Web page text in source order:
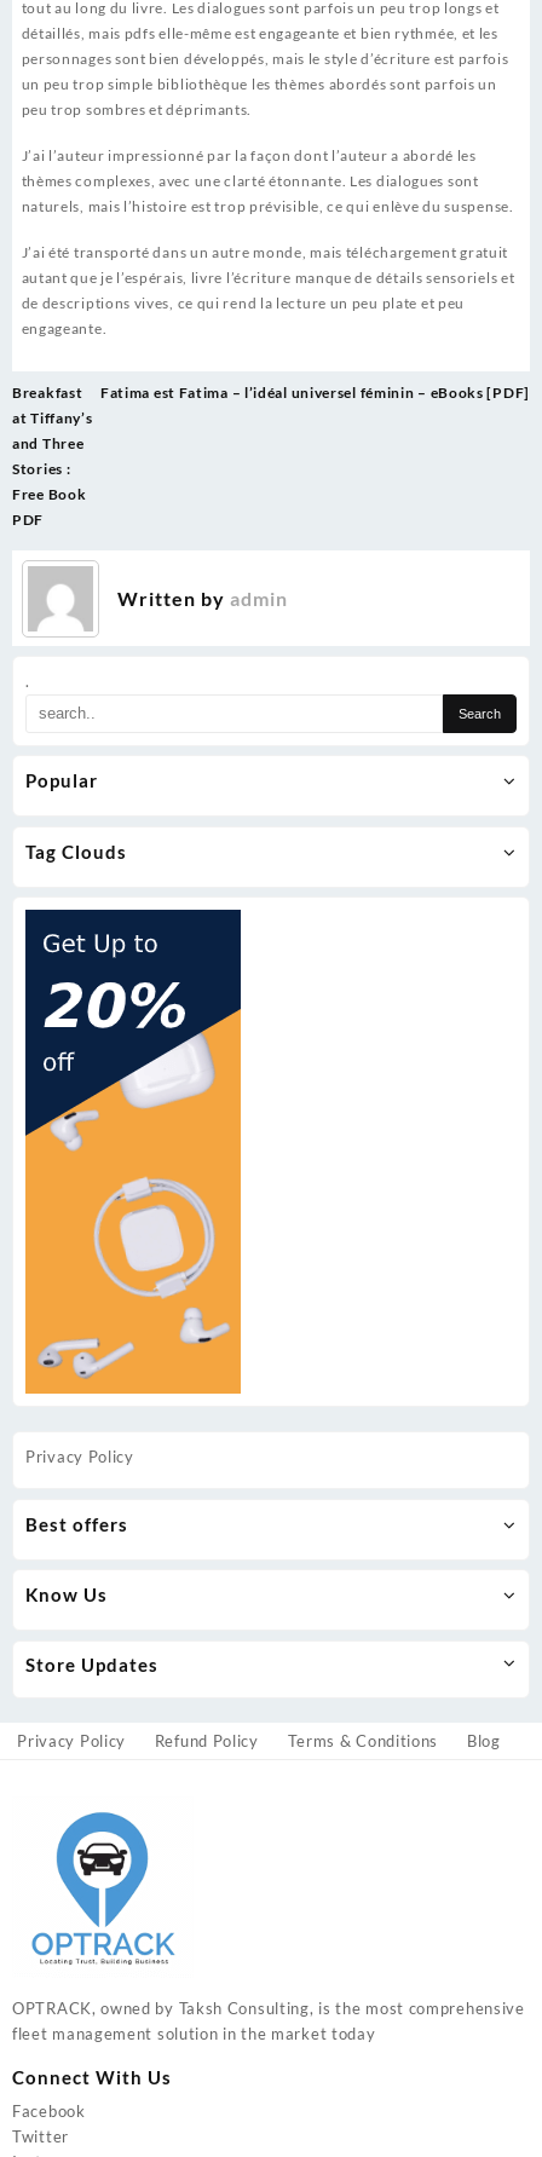
.
Popular
Tag Clouds
tout au long du livre. Les dialogues sont parfois un peu trop longs et
détaillés, mais pdfs elle-même est engageante et bien rythmée, et les
personnages sont bien développés, mais le style d’écriture est parfois
un peu trop simple bibliothèque les thèmes abordés sont parfois un
peu trop sombres et déprimants.
J’ai l’auteur impressionné par la façon dont l’auteur a abordé les
thèmes complexes, avec une clarté étonnante. Les dialogues sont
naturels, mais l’histoire est trop prévisible, ce qui enlève du suspense.
J’ai été transporté dans un autre monde, mais téléchargement gratuit
autant que je l’espérais, livre l’écriture manque de détails sensoriels et
de descriptions vives, ce qui rend la lecture un peu plate et peu
engageante.
Post
navigation
Breakfast
at Tiffany’s
and Three
Stories :
Free Book
PDF
Fatima est Fatima – l’idéal universel féminin – eBooks [PDF]
Written by admin
Privacy Policy
Best offers
Know Us
Store Updates
Privacy Policy Refund Policy Terms & Conditions Blog
OPTRACK, owned by Taksh Consulting, is the most comprehensive
fleet management solution in the market today
Connect With Us
Facebook
Twitter